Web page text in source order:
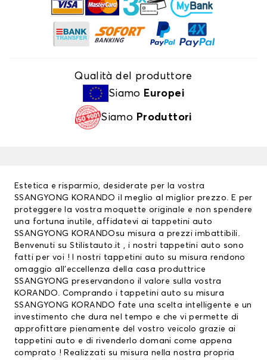
Qualità del produttore
Siamo Europei
Siamo Produttori
Estetica e risparmio, desiderate per la vostra
SSANGYONG KORANDO il meglio al miglior prezzo. E per
proteggere la vostra moquette originale e non spendere
una fortuna inutile, affidatevi ai tappetini auto
SSANGYONG KORANDOsu misura a prezzi imbattibili.
Benvenuti su Stilistauto.it , i nostri tappetini auto sono
fatti per voi ! I nostri tappetini auto su misura rendono
omaggio all’eccellenza della casa produttrice
SSANGYONG preservandono il valore sulla vostra
KORANDO. Comprando i tappetini auto su misura
SSANGYONG KORANDO fate una scelta intelligente e un
investimento che dura nel tempo e che vi permette di
approfittare pienamente del vostro veicolo grazie ai
tappetini auto e di rivenderlo domani come appena
comprato ! Realizzati su misura nella nostra propria